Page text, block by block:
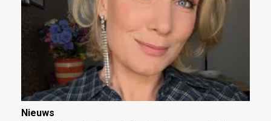
Nieuws